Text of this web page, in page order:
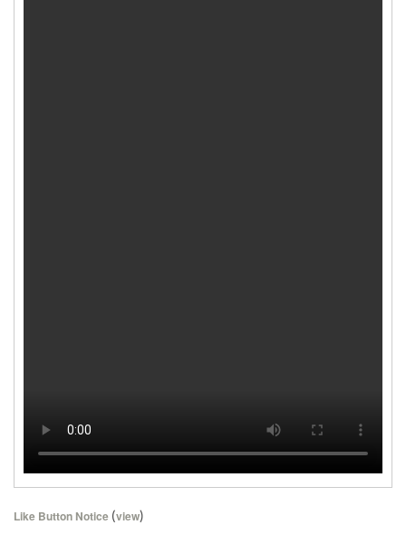
Like Button Notice (view)